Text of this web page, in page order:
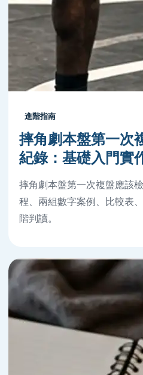
進階指南
摔角劇本盤第一次
紀錄：基礎入門實
摔角劇本盤第一次複盤應該
程、兩組數字案例、比較表
階判讀。